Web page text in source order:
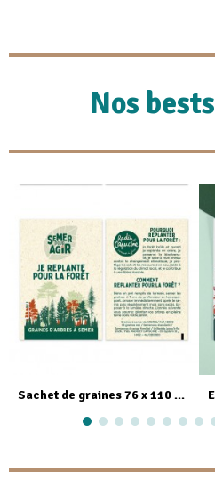
Nos
Aperçu rapide Sachet de graines 76 x 110 mm Je replante pour la forêt - Semer pour agir